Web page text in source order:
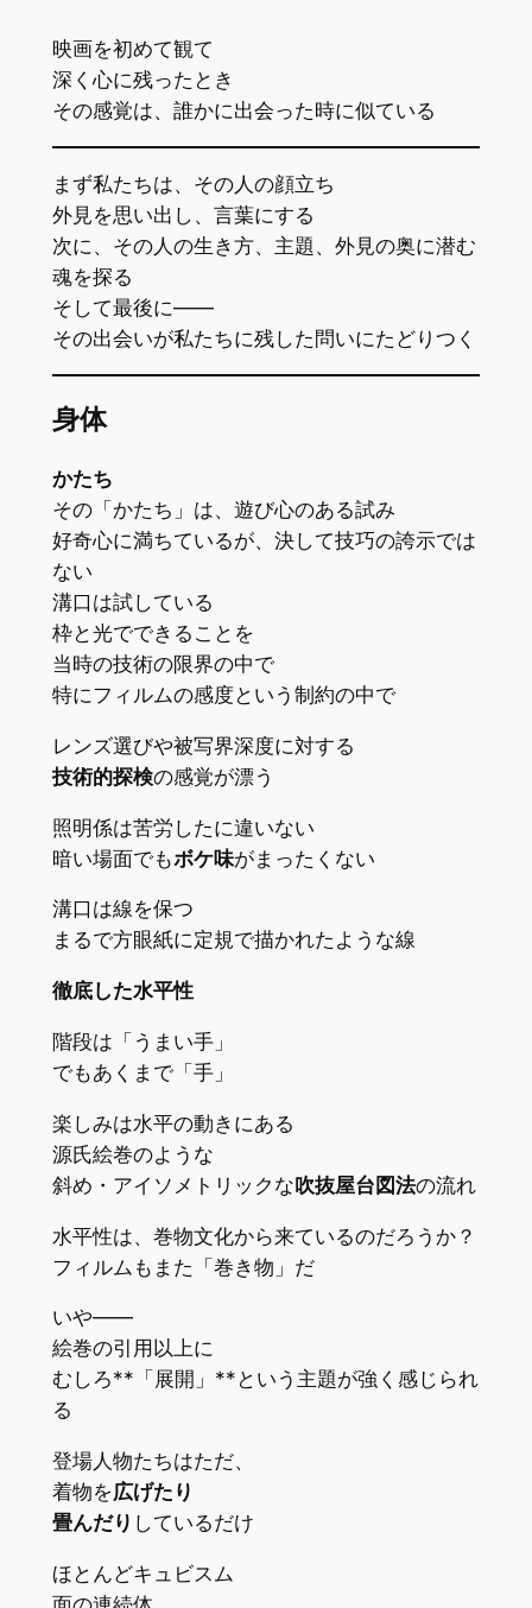
映画を初めて観て
深く心に残ったとき
その感覚は、誰かに出会った時に似ている
まず私たちは、その人の顔立ち
外見を思い出し、言葉にする
次に、その人の生き方、主題、外見の奥に潜む
魂を探る
そして最後に――
その出会いが私たちに残した問いにたどりつく
身体
かたち
その「かたち」は、遊び心のある試み
好奇心に満ちているが、決して技巧の誇示では
ない
溝口は試している
枠と光でできることを
当時の技術の限界の中で
特にフィルムの感度という制約の中で
レンズ選びや被写界深度に対する
技術的探検の感覚が漂う
照明係は苦労したに違いない
暗い場面でもボケ味がまったくない
溝口は線を保つ
まるで方眼紙に定規で描かれたような線
徹底した水平性
階段は「うまい手」
でもあくまで「手」
楽しみは水平の動きにある
源氏絵巻のような
斜め・アイソメトリックな吹抜屋台図法の流れ
水平性は、巻物文化から来ているのだろうか？
フィルムもまた「巻き物」だ
いや――
絵巻の引用以上に
むしろ**「展開」**という主題が強く感じられ
る
登場人物たちはただ、
着物を広げたり
畳んだり しているだけ
ほとんどキュビスム